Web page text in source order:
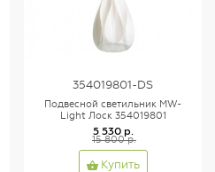
354019801-DS
Подвесной светильник MW-
Light Лоск 354019801
5 530 р.
15 800 р.
Купить